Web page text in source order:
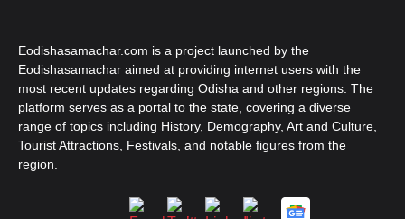
Eodishasamachar.com is a project launched by the
Eodishasamachar aimed at providing internet users with the
most recent updates regarding Odisha and other regions. The
platform serves as a portal to the state, covering a diverse
range of topics including History, Demography, Art and Culture,
Tourist Attractions, Festivals, and notable figures from the
region.